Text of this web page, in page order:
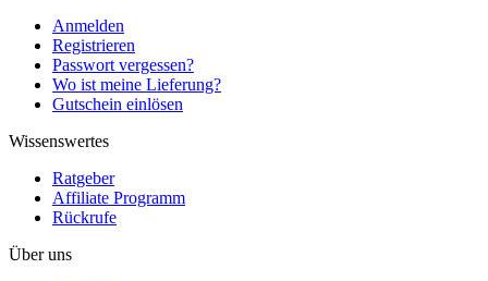
Anmelden
Registrieren
Passwort vergessen?
Wo ist meine Lieferung?
Gutschein einlösen
Wissenswertes
Ratgeber
Affiliate Programm
Rückrufe
Über uns